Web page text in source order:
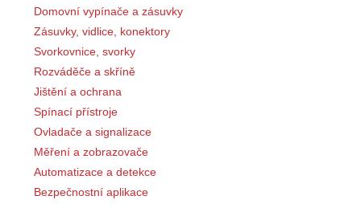
Domovní vypínače a zásuvky
Zásuvky, vidlice, konektory
Svorkovnice, svorky
Rozváděče a skříně
Jištění a ochrana
Spínací přístroje
Ovladače a signalizace
Měření a zobrazovače
Automatizace a detekce
Bezpečnostní aplikace